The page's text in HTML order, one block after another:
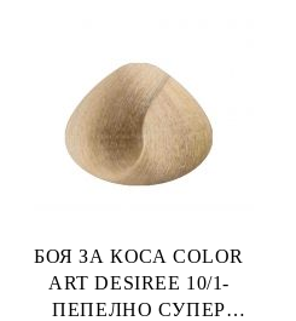
БОЯ ЗА КОСА COLOR
ART DESIREE 10/1-
ПЕПЕЛНО СУПЕР